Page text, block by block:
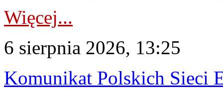
Więcej...
6 sierpnia 2026, 13:25
Komunikat Polskich Sieci